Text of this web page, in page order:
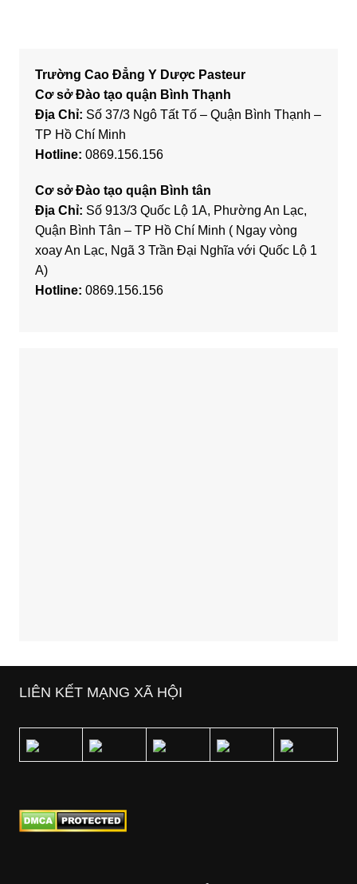
Trường Cao Đẳng Y Dược Pasteur
Cơ sở Đào tạo quận Bình Thạnh
Địa Chỉ: Số 37/3 Ngô Tất Tố – Quận Bình Thạnh –
TP Hồ Chí Minh
Hotline: 0869.156.156
Cơ sở Đào tạo quận Bình tân
Địa Chỉ: Số 913/3 Quốc Lộ 1A, Phường An Lạc,
Quận Bình Tân – TP Hồ Chí Minh ( Ngay vòng
xoay An Lạc, Ngã 3 Trần Đại Nghĩa với Quốc Lộ 1
A)
Hotline: 0869.156.156
LIÊN KẾT MẠNG XÃ HỘI